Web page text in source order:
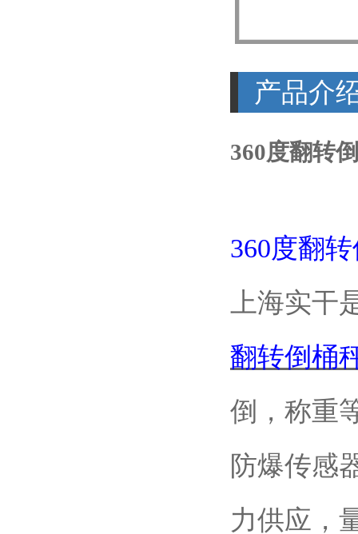
产品介
360度翻转
360度翻
上海实干
翻转倒桶
倒，称重
防爆传感
力供应，